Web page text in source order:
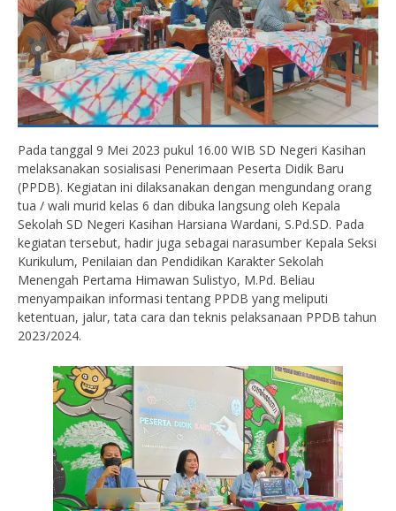
Pada tanggal 9 Mei 2023 pukul 16.00 WIB SD Negeri Kasihan
melaksanakan sosialisasi Penerimaan Peserta Didik Baru
(PPDB). Kegiatan ini dilaksanakan dengan mengundang orang
tua / wali murid kelas 6 dan dibuka langsung oleh Kepala
Sekolah SD Negeri Kasihan Harsiana Wardani, S.Pd.SD. Pada
kegiatan tersebut, hadir juga sebagai narasumber Kepala Seksi
Kurikulum, Penilaian dan Pendidikan Karakter Sekolah
Menengah Pertama Himawan Sulistyo, M.Pd. Beliau
menyampaikan informasi tentang PPDB yang meliputi
ketentuan, jalur, tata cara dan teknis pelaksanaan PPDB tahun
2023/2024.